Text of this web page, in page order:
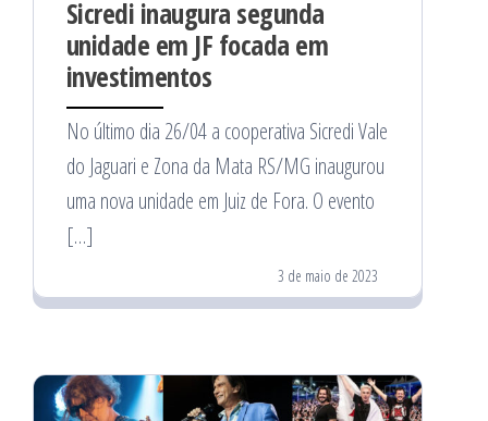
Sicredi inaugura segunda
unidade em JF focada em
investimentos
No último dia 26/04 a cooperativa Sicredi Vale
do Jaguari e Zona da Mata RS/MG inaugurou
uma nova unidade em Juiz de Fora. O evento
[…]
3 de maio de 2023